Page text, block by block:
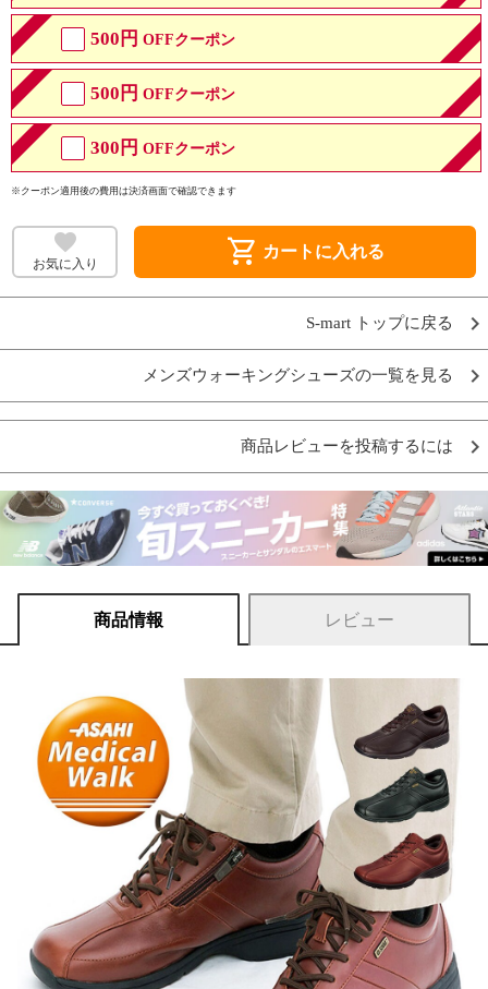
500円 OFFクーポン
500円 OFFクーポン
300円 OFFクーポン
※クーポン適用後の費用は決済画面で確認できます
お気に入り shopping_cart カートに入れる
S-mart トップに戻る
メンズウォーキングシューズの一覧を見る
商品レビューを投稿するには
商品情報 レビュー